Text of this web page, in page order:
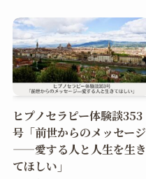
ヒプノセラピー体験談353
号「前世からのメッセージ
——愛する人と人生を生き
てほしい」